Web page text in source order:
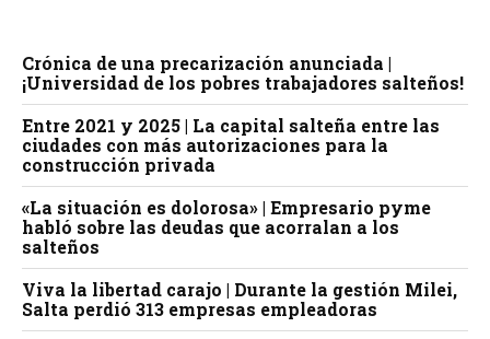
Crónica de una precarización anunciada |
¡Universidad de los pobres trabajadores salteños!
Entre 2021 y 2025 | La capital salteña entre las
ciudades con más autorizaciones para la
construcción privada
«La situación es dolorosa» | Empresario pyme
habló sobre las deudas que acorralan a los
salteños
Viva la libertad carajo | Durante la gestión Milei,
Salta perdió 313 empresas empleadoras